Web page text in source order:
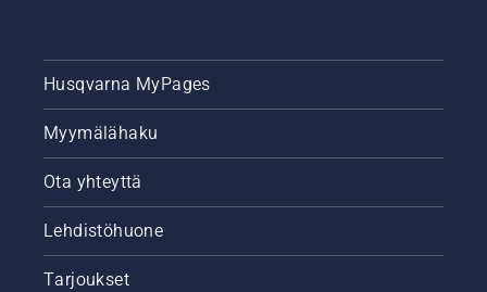
Husqvarna MyPages
Myymälähaku
Ota yhteyttä
Lehdistöhuone
Tarjoukset